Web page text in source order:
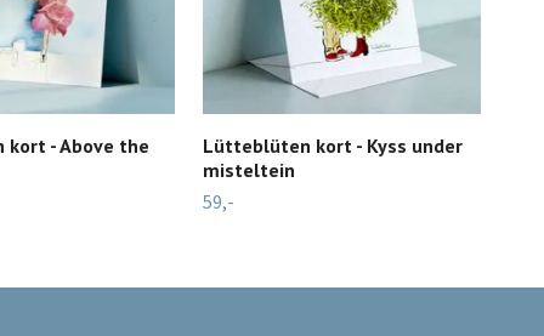
- Above the
Lütteblüten kort - Kyss under
misteltein
59,-